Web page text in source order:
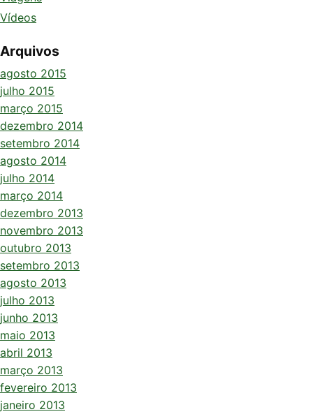
Vídeos
Arquivos
agosto 2015
julho 2015
março 2015
dezembro 2014
setembro 2014
agosto 2014
julho 2014
março 2014
dezembro 2013
novembro 2013
outubro 2013
setembro 2013
agosto 2013
julho 2013
junho 2013
maio 2013
abril 2013
março 2013
fevereiro 2013
janeiro 2013